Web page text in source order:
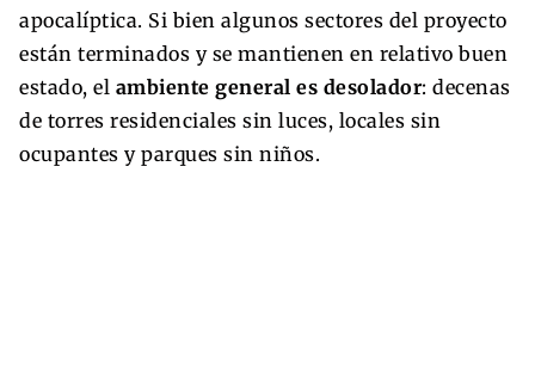
apocalíptica. Si bien algunos sectores del proyecto
están terminados y se mantienen en relativo buen
estado, el ambiente general es desolador: decenas
de torres residenciales sin luces, locales sin
ocupantes y parques sin niños.